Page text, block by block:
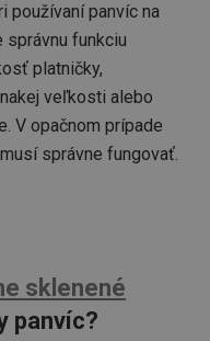
používaní panvíc na
správnu funkciu
platničky,
veľkosti alebo
V opačnom prípade
správne fungovať.
sklenené
panvíc?
/
Popis